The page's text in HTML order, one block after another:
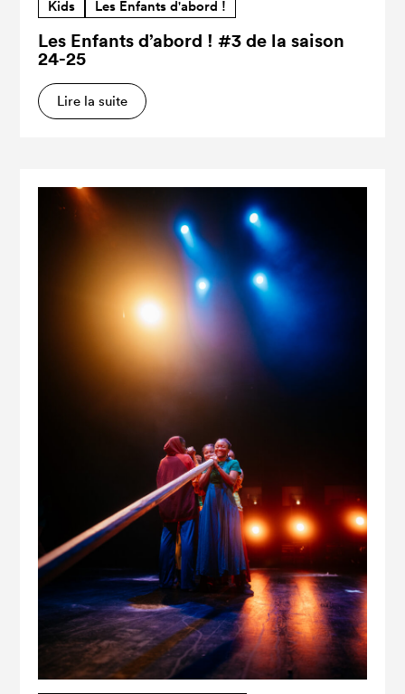
Kids Les Enfants d'abord !
Les Enfants d’abord ! #3 de la saison
24-25
Lire la suite